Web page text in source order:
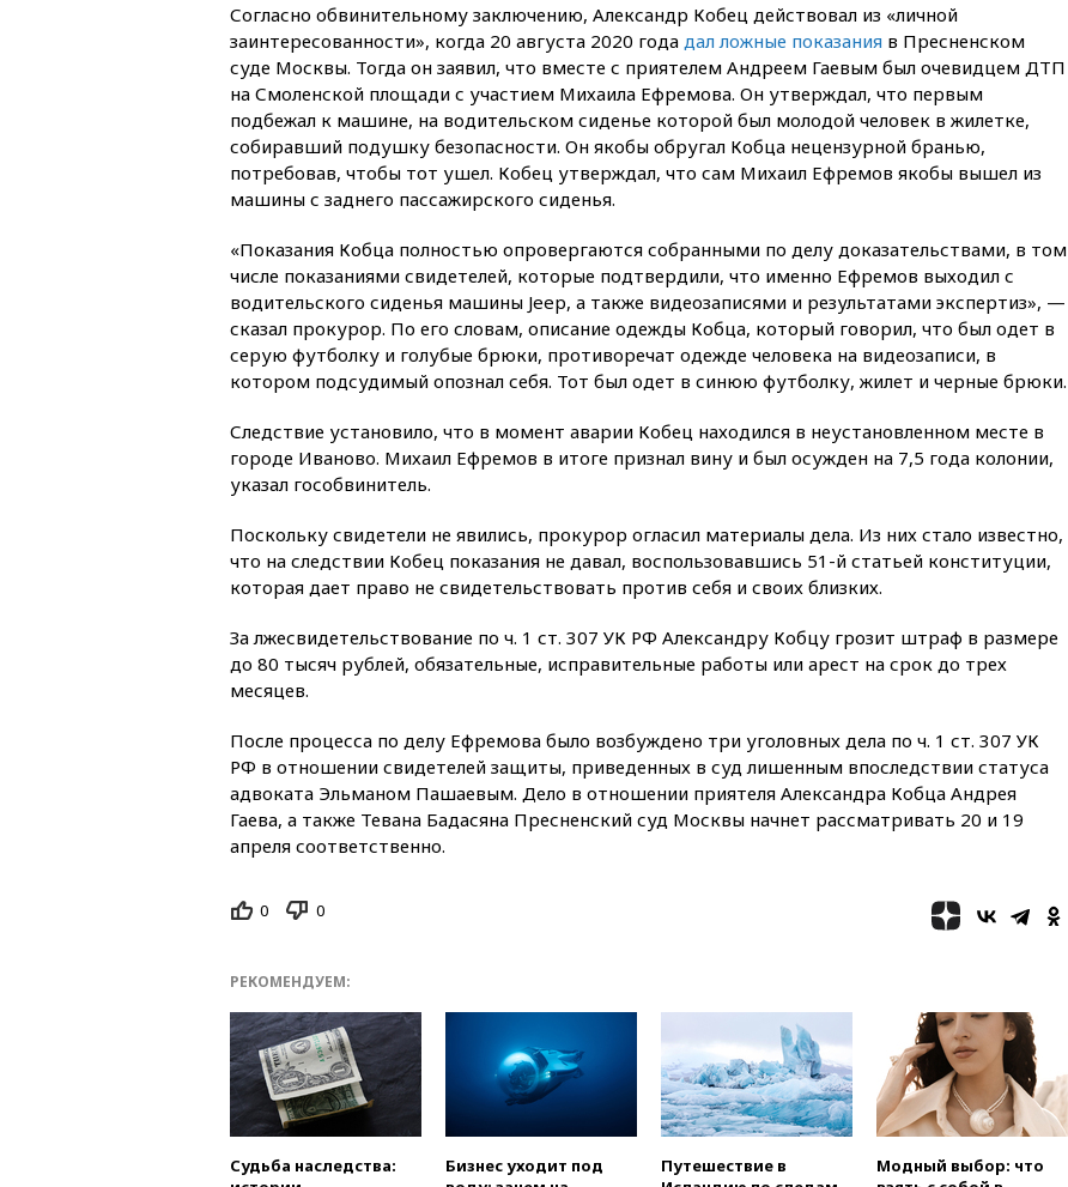
стал Тодд Бланш
Пляжи Геленджика
закрыты из-за опасности БПЛА
13:03 Испания ввела
погранконтроль для
итальянских туристов
11:47Суд оставил под
арестом Rolls-Royce блогера
Лерчек
11:07 При столкновении
катера и лодки под Самарой
погибли два человека
10:27Движение по трассе
«Новороссия» восстановлено
территорией РФ
09:25Ильский НПЗ на Кубани
загорелся после падения
08:57
Собянин сообщил о
девяти БПЛА, сбитых на
08:42Силы ПВО сбили почти
400 БПЛА над российскими
регионами
08:16Лукашенко призвал
белорусов покупать избы в
крупнейшим поставщиком
усилий против наркотрафика
05:30
ВМС Испании усилили
присутствие в Сеуте на фоне
миграционного кризиса
03:30
В Минстрое сравнили
качество жилья в Нью-Йорке и
Согласно обвинительному заключению, Александр Кобец действовал из «личной
заинтересованности», когда 20 августа 2020 года дал ложные показания в Пресненском
суде Москвы. Тогда он заявил, что вместе с приятелем Андреем Гаевым был очевидцем ДТП
на Смоленской площади с участием Михаила Ефремова. Он утверждал, что первым
подбежал к машине, на водительском сиденье которой был молодой человек в жилетке,
собиравший подушку безопасности. Он якобы обругал Кобца нецензурной бранью,
потребовав, чтобы тот ушел. Кобец утверждал, что сам Михаил Ефремов якобы вышел из
машины с заднего пассажирского сиденья.
«Показания Кобца полностью опровергаются собранными по делу доказательствами, в том
числе показаниями свидетелей, которые подтвердили, что именно Ефремов выходил с
водительского сиденья машины Jeep, а также видеозаписями и результатами экспертиз», —
сказал прокурор. По его словам, описание одежды Кобца, который говорил, что был одет в
серую футболку и голубые брюки, противоречат одежде человека на видеозаписи, в
котором подсудимый опознал себя. Тот был одет в синюю футболку, жилет и черные брюки.
Следствие установило, что в момент аварии Кобец находился в неустановленном месте в
городе Иваново. Михаил Ефремов в итоге признал вину и был осужден на 7,5 года колонии,
указал гособвинитель.
Поскольку свидетели не явились, прокурор огласил материалы дела. Из них стало известно,
что на следствии Кобец показания не давал, воспользовавшись 51-й статьей конституции,
которая дает право не свидетельствовать против себя и своих близких.
За лжесвидетельствование по ч. 1 ст. 307 УК РФ Александру Кобцу грозит штраф в размере
до 80 тысяч рублей, обязательные, исправительные работы или арест на срок до трех
месяцев.
После процесса по делу Ефремова было возбуждено три уголовных дела по ч. 1 ст. 307 УК
РФ в отношении свидетелей защиты, приведенных в суд лишенным впоследствии статуса
адвоката Эльманом Пашаевым. Дело в отношении приятеля Александра Кобца Андрея
Гаева, а также Тевана Бадасяна Пресненский суд Москвы начнет рассматривать 20 и 19
апреля соответственно.
0 0
РЕКОМЕНДУЕМ:
Судьба наследства:
Бизнес уходит под
Путешествие в
Модный выбор: что